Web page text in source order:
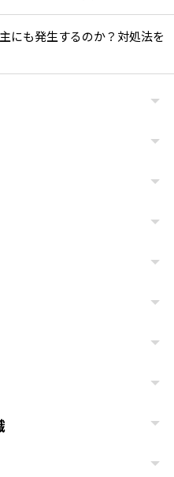
にも発生するのか？対処法を